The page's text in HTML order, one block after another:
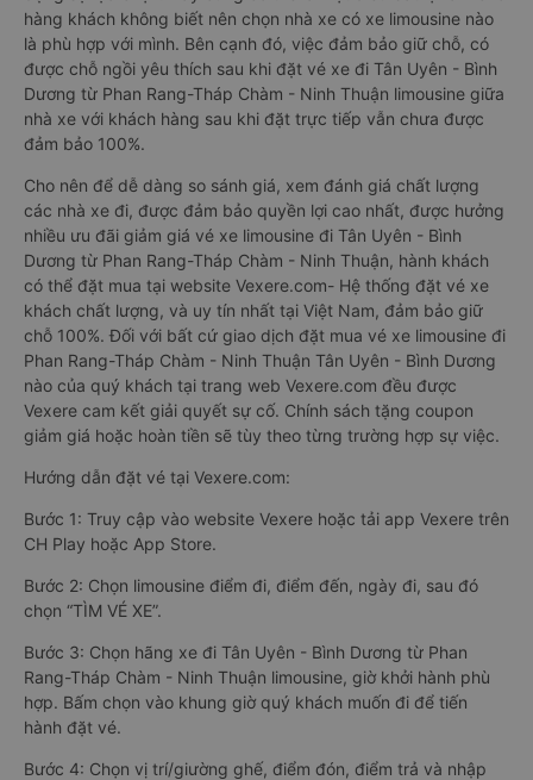
hàng khách không biết nên chọn nhà xe có xe limousine nào
là phù hợp với mình. Bên cạnh đó, việc đảm bảo giữ chỗ, có
được chỗ ngồi yêu thích sau khi đặt vé xe đi Tân Uyên - Bình
Dương từ Phan Rang-Tháp Chàm - Ninh Thuận limousine giữa
nhà xe với khách hàng sau khi đặt trực tiếp vẫn chưa được
đảm bảo 100%.
Cho nên để dễ dàng so sánh giá, xem đánh giá chất lượng
các nhà xe đi, được đảm bảo quyền lợi cao nhất, được hưởng
nhiều ưu đãi giảm giá vé xe limousine đi Tân Uyên - Bình
Dương từ Phan Rang-Tháp Chàm - Ninh Thuận, hành khách
có thể đặt mua tại website Vexere.com- Hệ thống đặt vé xe
khách chất lượng, và uy tín nhất tại Việt Nam, đảm bảo giữ
chỗ 100%. Đối với bất cứ giao dịch đặt mua vé xe limousine đi
Phan Rang-Tháp Chàm - Ninh Thuận Tân Uyên - Bình Dương
nào của quý khách tại trang web Vexere.com đều được
Vexere cam kết giải quyết sự cố. Chính sách tặng coupon
giảm giá hoặc hoàn tiền sẽ tùy theo từng trường hợp sự việc.
Hướng dẫn đặt vé tại Vexere.com:
Bước 1: Truy cập vào website Vexere hoặc tải app Vexere trên
CH Play hoặc App Store.
Bước 2: Chọn limousine điểm đi, điểm đến, ngày đi, sau đó
chọn “TÌM VÉ XE”.
Bước 3: Chọn hãng xe đi Tân Uyên - Bình Dương từ Phan
Rang-Tháp Chàm - Ninh Thuận limousine, giờ khởi hành phù
hợp. Bấm chọn vào khung giờ quý khách muốn đi để tiến
hành đặt vé.
Bước 4: Chọn vị trí/giường ghế, điểm đón, điểm trả và nhập